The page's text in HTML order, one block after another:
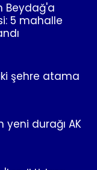
Beydağ'a
5 mahalle
şehre atama
yeni durağı AK